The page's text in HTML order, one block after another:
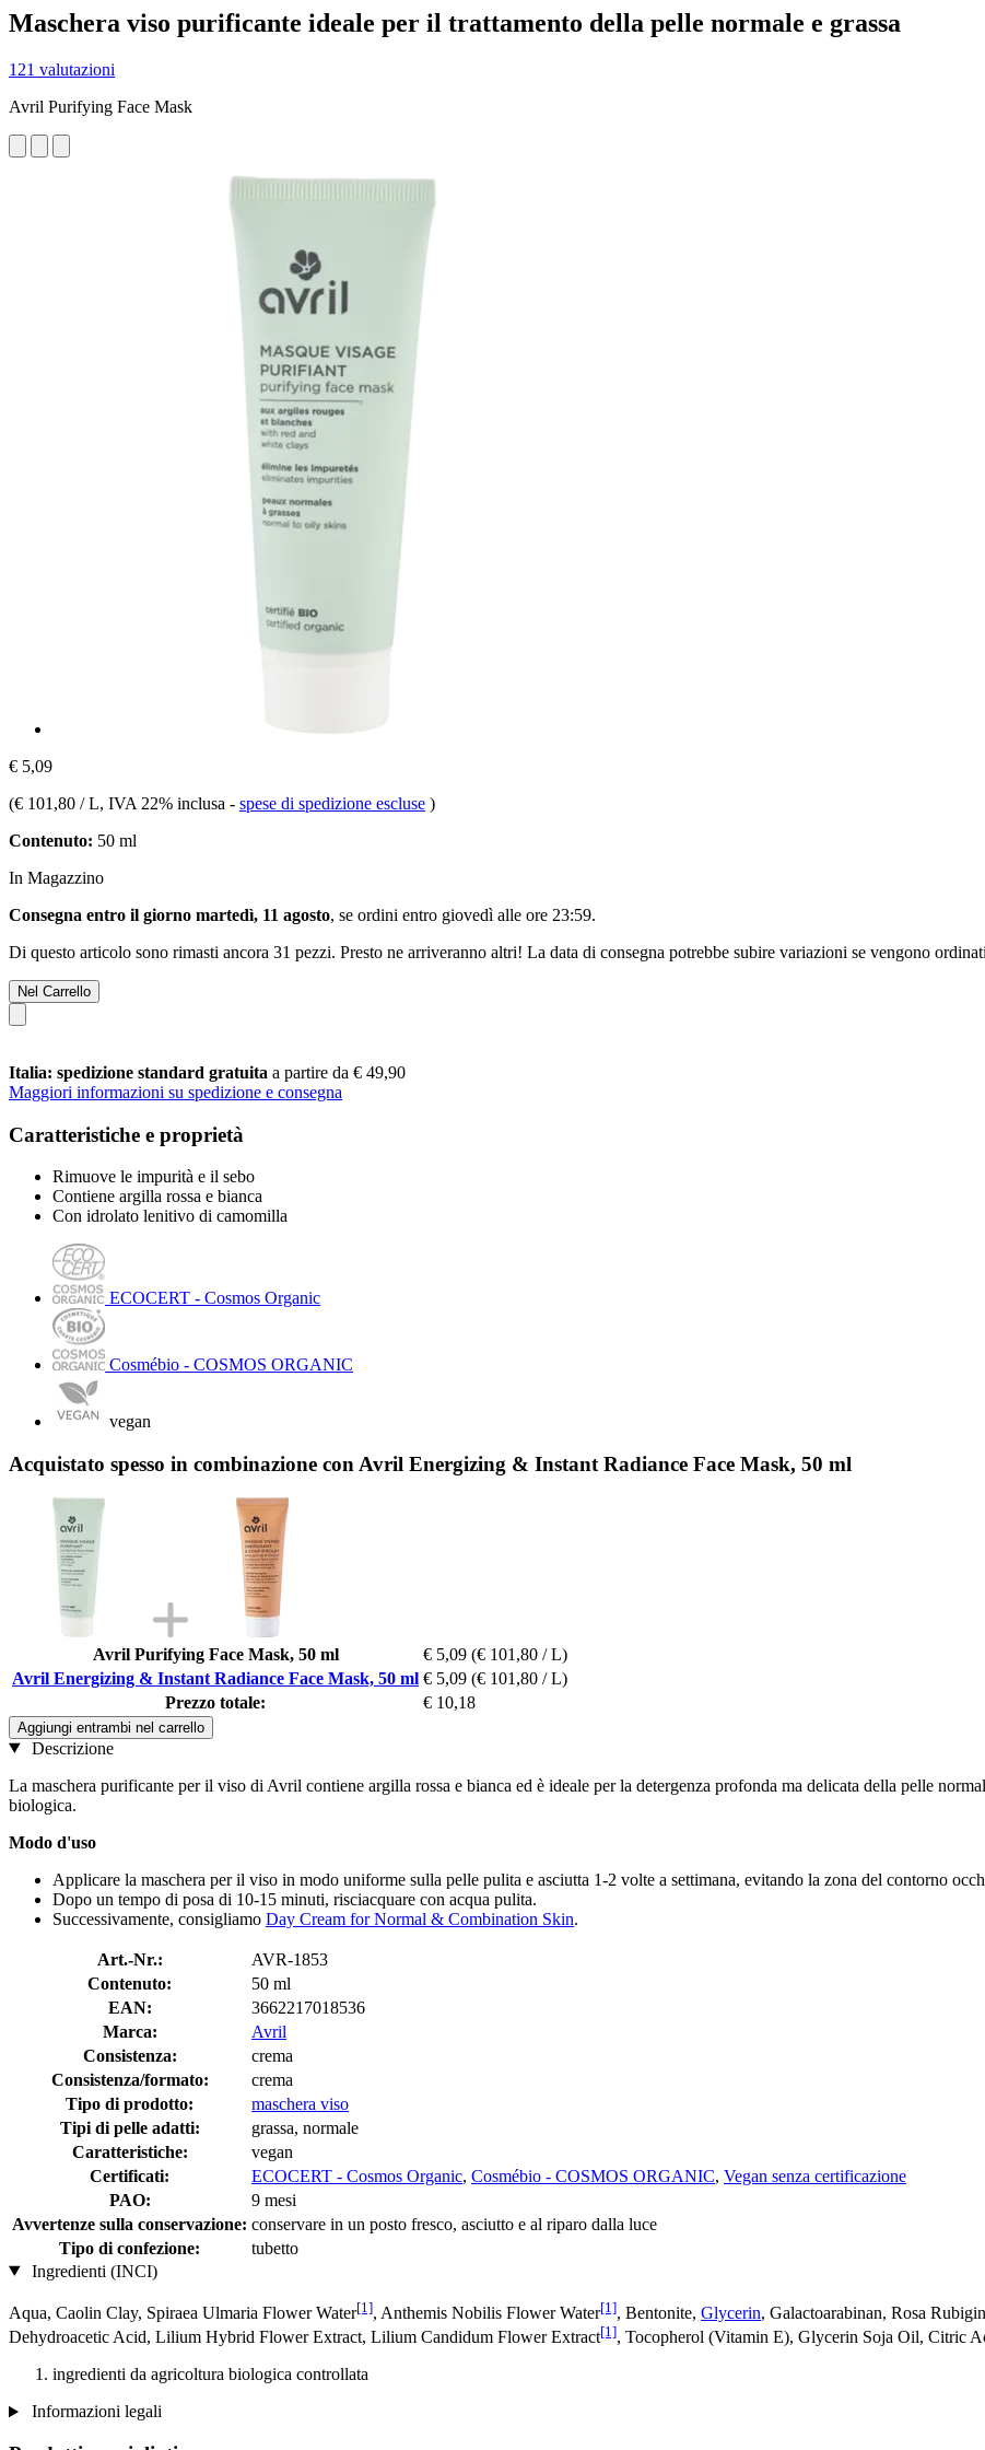
Maschera viso purificante ideale per il trattamento della pelle normale e grassa
121 valutazioni
Avril Purifying Face Mask
€ 5,09
(€ 101,80 / L, IVA 22% inclusa - spese di spedizione escluse )
Contenuto: 50 ml
In Magazzino
Consegna entro il giorno martedì, 11 agosto, se ordini entro giovedì alle ore 23:59.
Di questo articolo sono rimasti ancora 31 pezzi. Presto ne arriveranno altri! La data di consegna potrebbe subire variazioni se vengono
Nel Carrello
Italia: spedizione standard gratuita a partire da € 49,90
Maggiori informazioni su spedizione e consegna
Caratteristiche e proprietà
Rimuove le impurità e il sebo
Contiene argilla rossa e bianca
Con idrolato lenitivo di camomilla
ECOCERT - Cosmos Organic
Cosmébio - COSMOS ORGANIC
vegan
Acquistato spesso in combinazione con Avril Energizing & Instant Radiance Face Mask, 50 ml
Avril Purifying Face Mask, 50 ml € 5,09 (€ 101,80 / L)
Avril Energizing & Instant Radiance Face Mask, 50 ml € 5,09 (€ 101,80 / L)
Prezzo totale:
€ 10,18
Aggiungi entrambi nel carrello
Descrizione
La maschera purificante per il viso di Avril contiene argilla rossa e bianca ed è ideale per la detergenza profonda ma delicata della pelle
biologica.
Modo d'uso
Applicare la maschera per il viso in modo uniforme sulla pelle pulita e asciutta 1-2 volte a settimana, evitando la zona del contorno
Dopo un tempo di posa di 10-15 minuti, risciacquare con acqua pulita.
Successivamente, consigliamo Day Cream for Normal & Combination Skin.
Art.-Nr.:
AVR-1853
Contenuto:
50 ml
EAN:
3662217018536
Marca:
Avril
Consistenza:
crema
Consistenza/formato:
crema
Tipo di prodotto:
maschera viso
Tipi di pelle adatti:
grassa, normale
Caratteristiche:
vegan
Certificati:
ECOCERT - Cosmos Organic, Cosmébio - COSMOS ORGANIC, Vegan senza certificazione
PAO:
9 mesi
Avvertenze sulla conservazione: conservare in un posto fresco, asciutto e al riparo dalla luce
Tipo di confezione:
tubetto
Ingredienti (INCI)
Aqua, Caolin Clay, Spiraea Ulmaria Flower Water[1], Anthemis Nobilis Flower Water[1], Bentonite, Glycerin, Galactoarabinan, Rosa
Dehydroacetic Acid, Lilium Hybrid Flower Extract, Lilium Candidum Flower Extract[1], Tocopherol (Vitamin E), Glycerin Soja Oil, Citric
ingredienti da agricoltura biologica controllata
Informazioni legali